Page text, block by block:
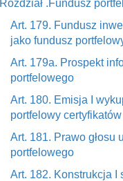
Rozdział .Fundusz
Art. 179. Fundusz
jako fundusz
Art. 179a. Prospekt
portfelowego
Art. 180. Emisja I
portfelowy
Art. 181. Prawo głosu
portfelowego
Art. 182. Konstrukcja I